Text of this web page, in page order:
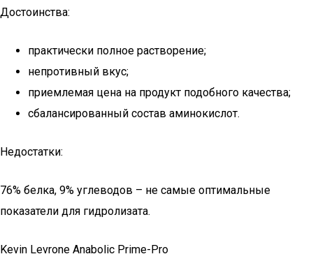
Достоинства:
практически полное растворение;
непротивный вкус;
приемлемая цена на продукт подобного качества;
сбалансированный состав аминокислот.
Недостатки:
76% белка, 9% углеводов – не самые оптимальные
показатели для гидролизата.
Kevin Levrone Anabolic Prime-Pro